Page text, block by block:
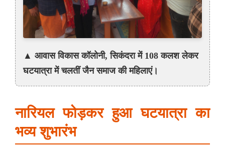
▲ आवास विकास कॉलोनी, सिकंदरा में 108 कलश लेकर
घटयात्रा में चलतीं जैन समाज की महिलाएं।
नारियल फोड़कर हुआ घटयात्रा का
भव्य शुभारंभ